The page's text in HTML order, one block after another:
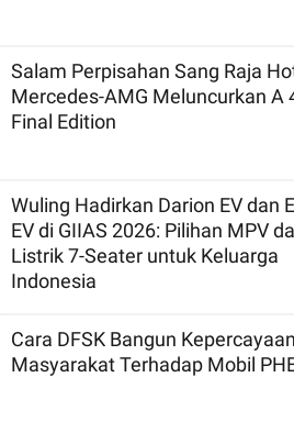
Salam Perpisahan Sang Raja
Mercedes-AMG Meluncurkan A
Final Edition
Wuling Hadirkan Darion EV dan
EV di GIIAS 2026: Pilihan MPV
Listrik 7-Seater untuk Keluarga
Indonesia
Cara DFSK Bangun Kepercayaan
Masyarakat Terhadap Mobil